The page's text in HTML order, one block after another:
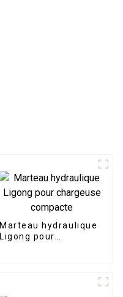
Marteau hydraulique
Ligong pour